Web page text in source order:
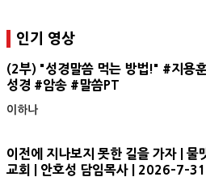
인기 영상
(2부) "성경말씀 먹는 방법!" #지용
성경 #암송 #말씀PT
이하나
이전에 지나보지 못한 길을 가자 | 물
교회 | 안호성 담임목사 | 2026-7-